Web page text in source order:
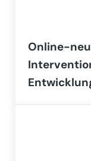
Online-